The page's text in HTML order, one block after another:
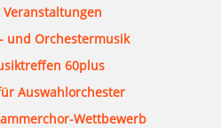
und Orchestermusik
60plus
Auswahlorchester
Wettbewerb